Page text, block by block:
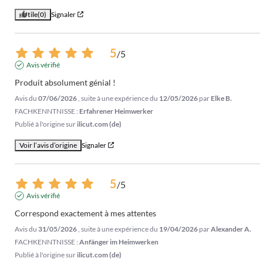
Utile(0) Signaler
5/5
Avis vérifié
Produit absolument génial !
Avis du 07/06/2026 , suite à une expérience du 12/05/2026 par Elke B.
FACHKENNTNISSE : Erfahrener Heimwerker
Publié à l'origine sur ilicut.com (de)
Voir l’avis d’origine Signaler
5/5
Avis vérifié
Correspond exactement à mes attentes
Avis du 31/05/2026 , suite à une expérience du 19/04/2026 parAlexander A.
FACHKENNTNISSE : Anfänger im Heimwerken
Publié à l'origine sur ilicut.com (de)